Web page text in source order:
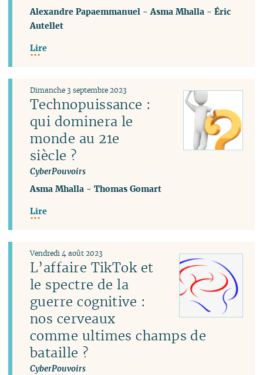
Alexandre Papaemmanuel -Asma Mhalla -Éric
Autellet
Lire
Technopuissance :
qui dominera le
monde au 21e
siècle ?
CyberPouvoirs
Dimanche 3 septembre 2023
Asma Mhalla -Thomas Gomart
Lire
L’affaire TikTok et
le spectre de la
guerre cognitive :
nos cerveaux
comme ultimes champs de
bataille ?
CyberPouvoirs
Vendredi 4 août 2023